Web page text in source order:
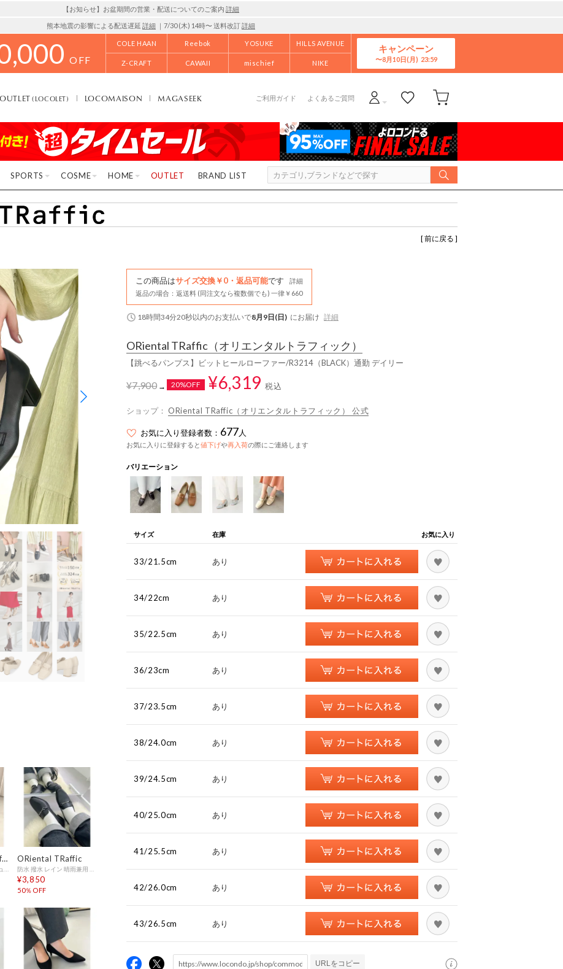
【お知らせ】お盆期間の営業・配送についてのご案内 詳細
熊本地震の影響による配送遅延 詳細 ｜7/30 (木) 14時〜 送料改訂詳細
OFF
COLE HAAN Reebok YOSUKE HILLS AVENUE
Z-CRAFT CAWAII mischief NIKE
キャンペーン
8月10日(月)
OUTLET(LOCOLET) LOCOMAISON MAGASEEK ご利用ガイド よくあるご質問
SPORTS COSME HOME OUTLET BRAND LIST
[ 前に戻る ]
WA ORiental TRaffic ORiental TRaffic
¥3,850
50％OFF
この商品はサイズ交換￥0・返品可能です
詳細
返品の場合：返送料 (同注文なら複数個でも) 一律￥660
18時間34分19秒以内のお支払いで8月9日(日) にお届け 詳細
ORiental TRaffic （オリエンタルトラフィック）
【跳べるパンプス】ビットヒールローファー/R3214（BLACK）通勤 デイリー
¥7,900→ 20%OFF ¥6,319 税込
ショップ： ORiental TRaffic（オリエンタルトラフィック） 公式
お気に入り登録者数： 677人
お気に入りに登録すると値下げや再入荷の際にご連絡します
バリエーション
サイズ 在庫 お気に入り
33/21.5cm あり
34/22cm あり
35/22.5cm あり
36/23cm あり
37/23.5cm あり
38/24.0cm あり
39/24.5cm あり
40/25.0cm あり
41/25.5cm あり
42/26.0cm あり
43/26.5cm あり
URLをコピー